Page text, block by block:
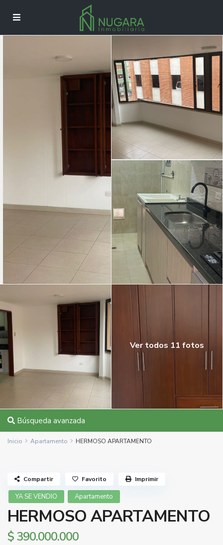
Ver todos 11 fotos
Búsqueda avanzada
Inicio Apartamento HERMOSO APARTAMENTO
YA SE VENDIO Apartamento
HERMOSO APARTAMENTO
$ 390.000.000
Compartir Favorito Imprimir